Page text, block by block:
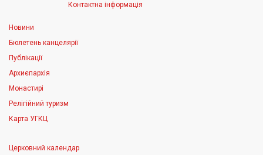
Контактна інформація
Новини
Бюлетень канцелярії
Публікації
Архиєпархія
Монастирі
Релігійний туризм
Карта УГКЦ
Церковний календар